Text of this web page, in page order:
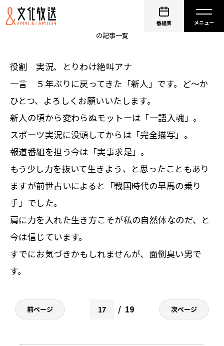
番組表
の記事一覧
役割 実況、とりわけ絶叫アナ
一言 ５年ぶりに戻ってきた「新人」です。ど～か
ひとつ、よろしくお願いいたします。
新人の頃から変わらぬモットーは「一語入魂」。
スポーツ実況に没頭してからは「完全描写」。
報道番組を担う今は「実事求是」。
もう少し力を抜いて生きよう、と思ったこともあり
ますが前世占いによると「戦国時代の早馬の乗り
手」でした。
肩に力を入れた生き方こそが私の自然体なのだ、と
今は信じています。
すでにお気づきかもしれませんが、面倒臭い男で
す。
前ページ 19 次ページ